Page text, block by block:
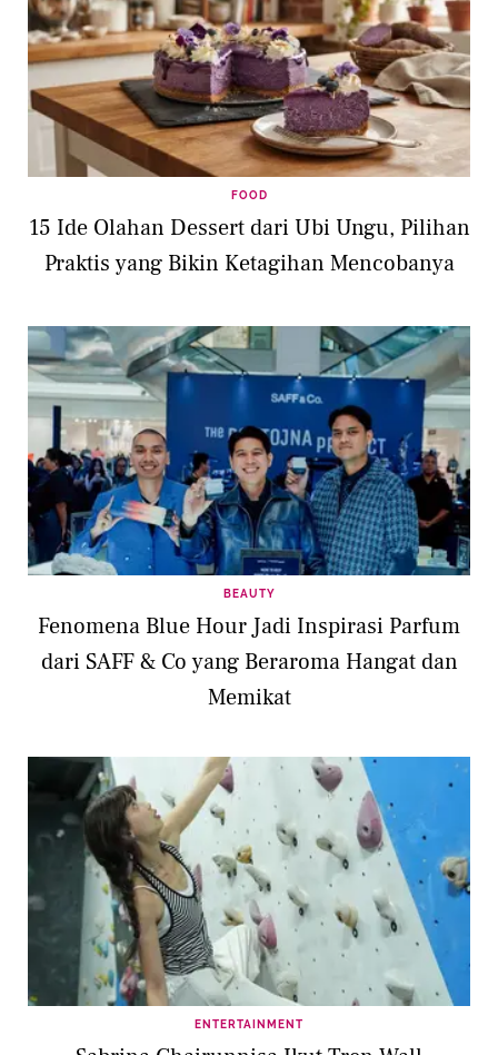
FOOD
15 Ide Olahan Dessert dari Ubi Ungu, Pilihan
Praktis yang Bikin Ketagihan Mencobanya
BEAUTY
Fenomena Blue Hour Jadi Inspirasi Parfum
dari SAFF & Co yang Beraroma Hangat dan
Memikat
ENTERTAINMENT